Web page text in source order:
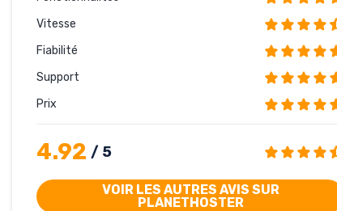
Vitesse
Fiabilité
Support
Prix
4.92 / 5
VOIR LES AUTRES AVIS SUR
PLANETHOSTER